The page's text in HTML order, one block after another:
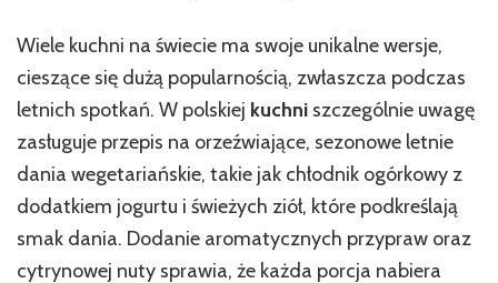
Wiele kuchni na świecie ma swoje unikalne wersje,
cieszące się dużą popularnością, zwłaszcza podczas
letnich spotkań. W polskiej kuchni szczególnie uwagę
zasługuje przepis na orzeźwiające, sezonowe letnie
dania wegetariańskie, takie jak chłodnik ogórkowy z
dodatkiem jogurtu i świeżych ziół, które podkreślają
smak dania. Dodanie aromatycznych przypraw oraz
cytrynowej nuty sprawia, że każda porcja nabiera